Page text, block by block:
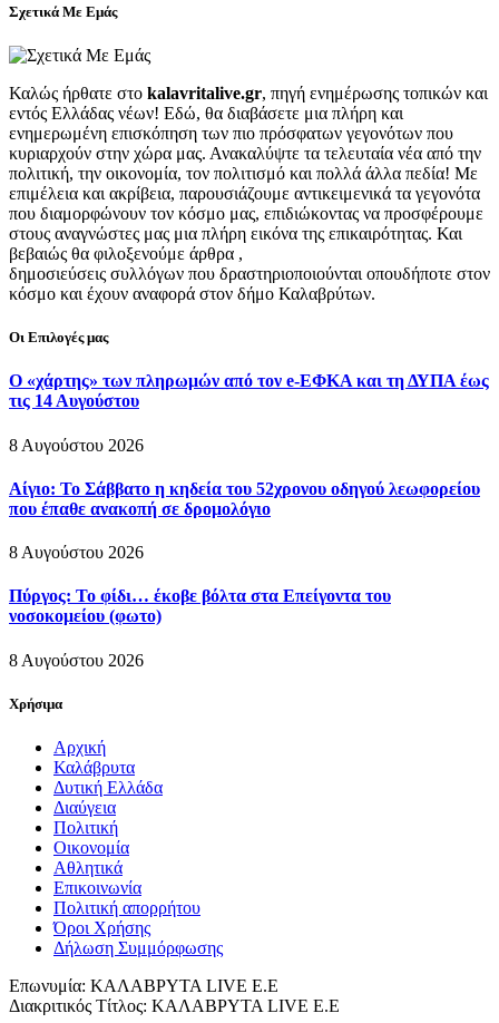
Σχετικά Με Εμάς
Καλώς ήρθατε στο kalavritalive.gr, πηγή ενημέρωσης τοπικών και
εντός Ελλάδας νέων! Εδώ, θα διαβάσετε μια πλήρη και
ενημερωμένη επισκόπηση των πιο πρόσφατων γεγονότων που
κυριαρχούν στην χώρα μας. Ανακαλύψτε τα τελευταία νέα από την
πολιτική, την οικονομία, τον πολιτισμό και πολλά άλλα πεδία! Με
επιμέλεια και ακρίβεια, παρουσιάζουμε αντικειμενικά τα γεγονότα
που διαμορφώνουν τον κόσμο μας, επιδιώκοντας να προσφέρουμε
στους αναγνώστες μας μια πλήρη εικόνα της επικαιρότητας. Και
βεβαιώς θα φιλοξενούμε άρθρα ,
δημοσιεύσεις συλλόγων που δραστηριοποιούνται οπουδήποτε στον
κόσμο και έχουν αναφορά στον δήμο Καλαβρύτων.
Οι Επιλογές μας
Ο «χάρτης» των πληρωμών από τον e-ΕΦΚΑ και τη ΔΥΠΑ έως
τις 14 Αυγούστου
8 Αυγούστου 2026
Αίγιο: Το Σάββατο η κηδεία του 52χρονου οδηγού λεωφορείου
που έπαθε ανακοπή σε δρομολόγιο
8 Αυγούστου 2026
Πύργος: Το φίδι… έκοβε βόλτα στα Επείγοντα του
νοσοκομείου (φωτο)
8 Αυγούστου 2026
Χρήσιμα
Αρχική
Καλάβρυτα
Δυτική Ελλάδα
Διαύγεια
Πολιτική
Οικονομία
Αθλητικά
Επικοινωνία
Πολιτική απορρήτου
Όροι Χρήσης
Δήλωση Συμμόρφωσης
Επωνυμία: ΚΑΛΑΒΡΥΤΑ LIVE Ε.Ε
Διακριτικός Τίτλος: ΚΑΛΑΒΡΥΤΑ LIVE E.E